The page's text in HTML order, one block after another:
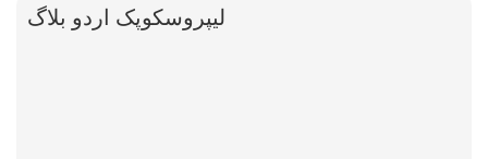
لیپروسکوپک اردو بلاگ